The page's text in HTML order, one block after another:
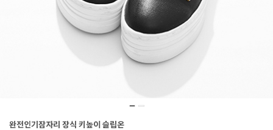
완전인기잠자리 장식 키높이 슬립온